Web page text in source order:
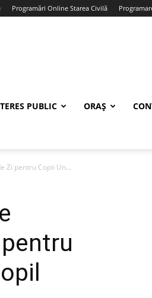
Programări Online Starea Civilă
PUBLIC ORAȘ
Zi pentru Copii Un...